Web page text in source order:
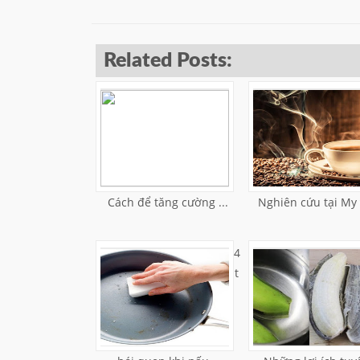
Related Posts:
Cách để tăng cường ... Nghiên cứu tại My
4
t